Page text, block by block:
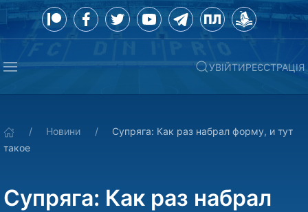
УВІЙТИРЕЄСТРАЦІЯ
Новини
Супряга: Как раз набрал форму, и тут
такое
Супряга: Как раз набрал